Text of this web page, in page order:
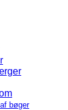
bøger